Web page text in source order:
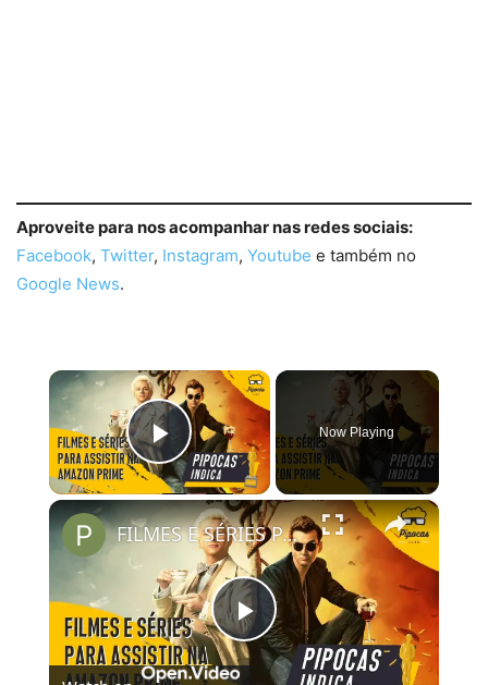
Aproveite para nos acompanhar nas redes sociais:
Facebook, Twitter, Instagram, Youtube e também no
Google News.
×
Play Video
Now Playing
×
Play
FILMES E SÉRIES PARA ASSISTIR NO AMAZON PRIME VIDEO | #PipocasIndica 7